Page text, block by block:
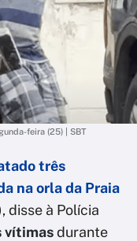
feira (25) | SBT
três
na orla da Praia
disse à Polícia
vítimasdurante